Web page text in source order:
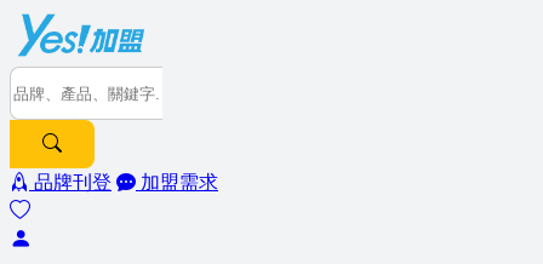
品牌刊登 加盟需求